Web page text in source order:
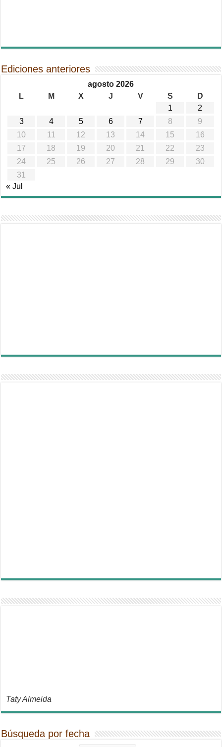
Ediciones anteriores
agosto 2026
L
M X J V S
D
1
2
3
4 5 6 7 8
9
10
11 12 13 14 15
16
17
18 19 20 21 22
23
24
25 26 27 28 29
30
31
« Jul
Taty Almeida
Búsqueda por fecha